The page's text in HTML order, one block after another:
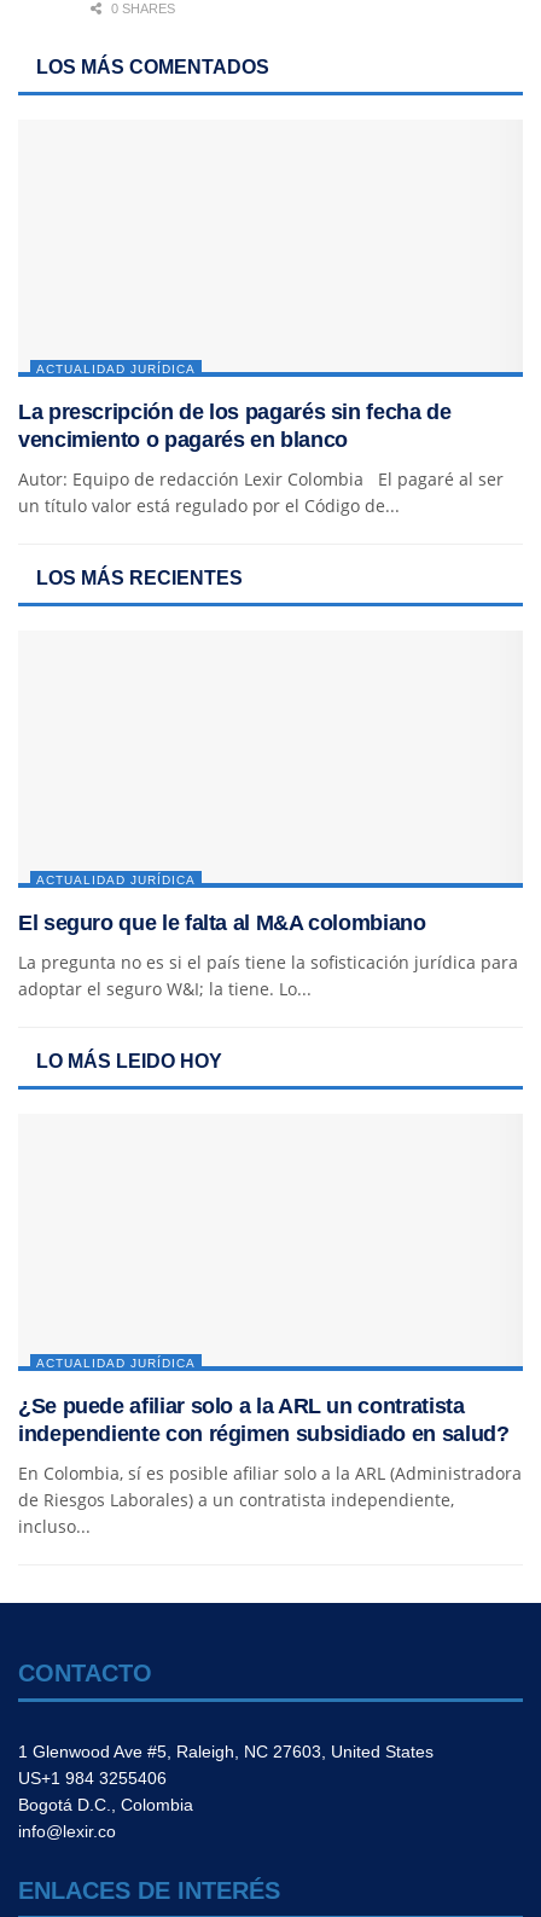
0 SHARES
LOS MÁS COMENTADOS
ACTUALIDAD JURÍDICA
La prescripción de los pagarés sin fecha de
vencimiento o pagarés en blanco
Autor: Equipo de redacción Lexir Colombia El pagaré al ser
un título valor está regulado por el Código de...
LOS MÁS RECIENTES
ACTUALIDAD JURÍDICA
El seguro que le falta al M&A colombiano
La pregunta no es si el país tiene la sofisticación jurídica para
adoptar el seguro W&I; la tiene. Lo...
LO MÁS LEIDO HOY
ACTUALIDAD JURÍDICA
¿Se puede afiliar solo a la ARL un contratista
independiente con régimen subsidiado en salud?
En Colombia, sí es posible afiliar solo a la ARL (Administradora
de Riesgos Laborales) a un contratista independiente,
incluso...
CONTACTO
1 Glenwood Ave #5, Raleigh, NC 27603, United States
US+1 984 3255406
Bogotá D.C., Colombia
info@lexir.co
ENLACES DE INTERÉS